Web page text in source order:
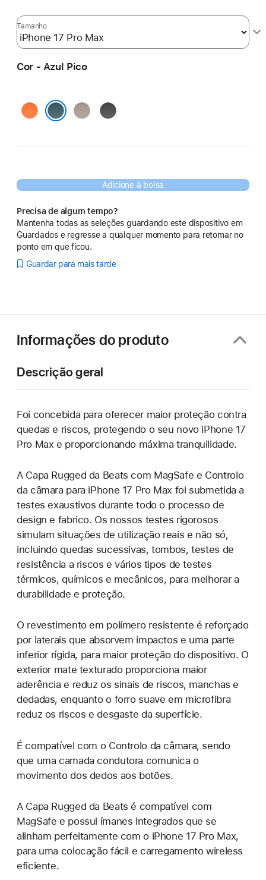
Tamanho
Cor - Azul Pico
Laranja SierraCinzento Alpino
Preto Evereste
Adicione à bolsa
Precisa de algum tempo?
Mantenha todas as seleções guardando este dispositivo em
Guardados e regresse a qualquer momento para retomar no
ponto em que ficou.
Guardar para mais tarde
Informações do produto
Descrição geral
Foi concebida para oferecer maior proteção contra
quedas e riscos, protegendo o seu novo iPhone 17
Pro Max e proporcionando máxima tranquilidade.
A Capa Rugged da Beats com MagSafe e Controlo
da câmara para iPhone 17 Pro Max foi submetida a
testes exaustivos durante todo o processo de
design e fabrico. Os nossos testes rigorosos
simulam situações de utilização reais e não só,
incluindo quedas sucessivas, tombos, testes de
resistência a riscos e vários tipos de testes
térmicos, químicos e mecânicos, para melhorar a
durabilidade e proteção.
O revestimento em polímero resistente é reforçado
por laterais que absorvem impactos e uma parte
inferior rígida, para maior proteção do dispositivo. O
exterior mate texturado proporciona maior
aderência e reduz os sinais de riscos, manchas e
dedadas, enquanto o forro suave em microfibra
reduz os riscos e desgaste da superfície.
É compatível com o Controlo da câmara, sendo
que uma camada condutora comunica o
movimento dos dedos aos botões.
A Capa Rugged da Beats é compatível com
MagSafe e possui ímanes integrados que se
alinham perfeitamente com o iPhone 17 Pro Max,
para uma colocação fácil e carregamento wireless
eficiente.